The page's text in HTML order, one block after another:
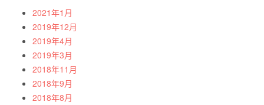
2021年1月
2019年12月
2019年4月
2019年3月
2018年11月
2018年9月
2018年8月